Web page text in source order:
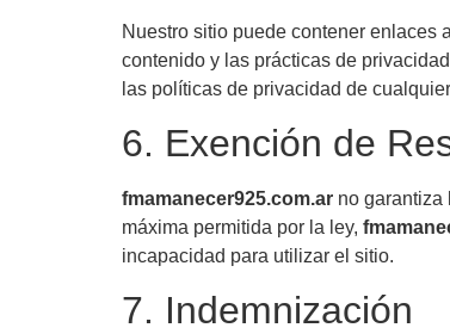
Nuestro sitio puede contener enlaces
contenido y las prácticas de
las políticas de privacidad de
6. Exención de
fmamanecer925.com.ar no garantiza
máxima permitida por la ley,
incapacidad para utilizar el sitio.
7. Indemnización